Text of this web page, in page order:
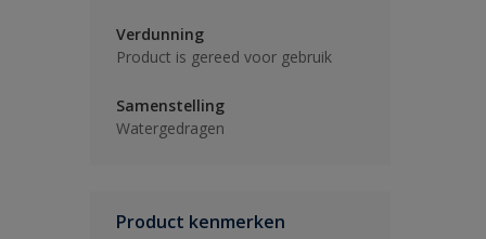
Verdunning
Product is gereed voor gebruik
Samenstelling
Watergedragen
Product kenmerken